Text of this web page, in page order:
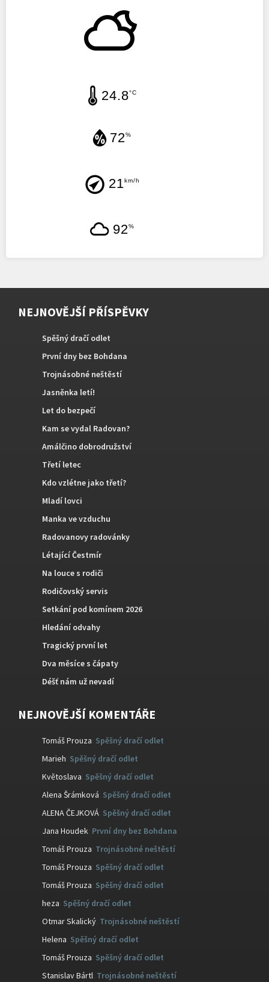
24.8°C
72%
21km/h
92%
NEJNOVĚJŠÍ PŘÍSPĚVKY
Spěšný dračí odlet
První dny bez Bohdana
Trojnásobné neštěstí
Jasněnka letí!
Let do bezpečí
Kam se vydal Radovan?
Amálčino dobrodružství
Třetí letec
Kdo vzlétne jako třetí?
Mladí lovci
Manka ve vzduchu
Radovanovy radovánky
Létající Čestmír
Na louce s rodiči
Rodičovský servis
Setkání pod komínem 2026
Hledání odvahy
Tragický první let
Dva měsíce s čápaty
Déšť nám už nevadí
NEJNOVĚJŠÍ KOMENTÁŘE
Tomáš Prouza Spěšný dračí odlet
Marieh Spěšný dračí odlet
Květoslava Spěšný dračí odlet
Alena Šrámková Spěšný dračí odlet
ALENA ČEJKOVÁ Spěšný dračí odlet
Jana Houdek První dny bez Bohdana
Tomáš Prouza Trojnásobné neštěstí
Tomáš Prouza Spěšný dračí odlet
Tomáš Prouza Spěšný dračí odlet
heza Spěšný dračí odlet
Otmar Skalický Trojnásobné neštěstí
Helena Spěšný dračí odlet
Tomáš Prouza Spěšný dračí odlet
Stanislav Bártl Trojnásobné neštěstí